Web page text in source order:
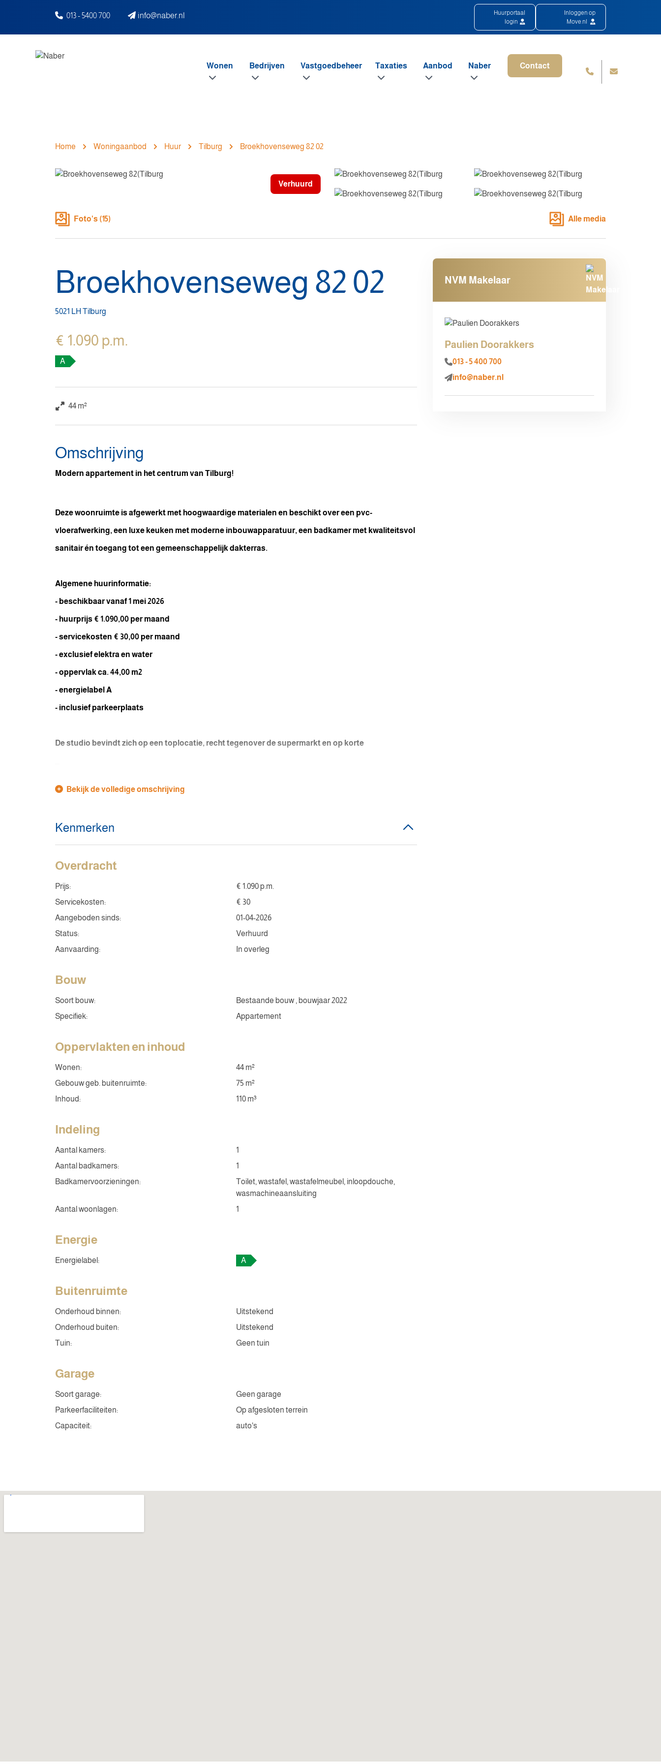
013 - 5400 700
info@naber.nl
Huurportaal
login
Inloggen op
Move.nl
Wonen Bedrijven Vastgoedbeheer Taxaties Aanbod Naber Contact
Home Woningaanbod Huur Tilburg Broekhovenseweg 82 02
Verhuurd
Foto's (15) Alle media
Broekhovenseweg 82 02
5021 LH Tilburg
€ 1.090 p.m.
A
44 m²
Omschrijving
Modern appartement in het centrum van Tilburg!
Deze woonruimte is afgewerkt met hoogwaardige materialen en beschikt over een pvc-
vloerafwerking, een luxe keuken met moderne inbouwapparatuur, een badkamer met kwaliteitsvol
sanitair én toegang tot een gemeenschappelijk dakterras.
Algemene huurinformatie:
- beschikbaar vanaf 1 mei 2026
- huurprijs € 1.090,00 per maand
- servicekosten € 30,00 per maand
- exclusief elektra en water
- oppervlak ca. 44,00 m2
- energielabel A
- inclusief parkeerplaats
De studio bevindt zich op een toplocatie, recht tegenover de supermarkt en op korte
Bekijk de volledige omschrijving
Kenmerken
Overdracht
Prijs:
€ 1.090 p.m.
Servicekosten:
€ 30
Aangeboden sinds:
01-04-2026
Status:
Verhuurd
Aanvaarding:
In overleg
Bouw
Soort bouw:
Bestaande bouw , bouwjaar 2022
Specifiek:
Appartement
Oppervlakten en inhoud
Wonen:
44 m²
Gebouw geb. buitenruimte:
75 m²
Inhoud:
110 m³
Indeling
Aantal kamers:
1
Aantal badkamers:
1
Badkamervoorzieningen:
Toilet, wastafel, wastafelmeubel, inloopdouche,
wasmachineaansluiting
Aantal woonlagen:
1
Energie
Energielabel: A
Buitenruimte
Onderhoud binnen:
Uitstekend
Onderhoud buiten:
Uitstekend
Tuin:
Geen tuin
Garage
Soort garage:
Geen garage
Parkeerfaciliteiten:
Op afgesloten terrein
Capaciteit:
auto's
NVM Makelaar
Paulien Doorakkers
013 - 5 400 700
info@naber.nl